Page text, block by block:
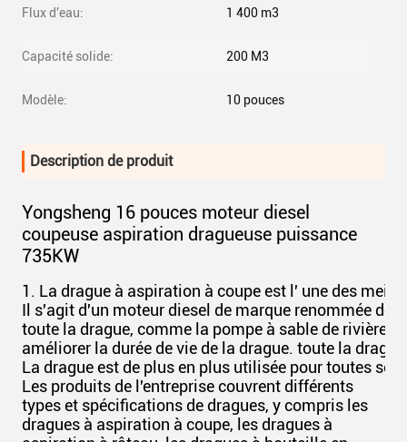
Flux d'eau: 1 400 m3
Capacité solide: 200 M3
Modèle: 10 pouces
Description de produit
Yongsheng 16 pouces moteur diesel
coupeuse aspiration dragueuse puissance
735KW
1. La drague à aspiration à coupe est l' une des
Il s'agit d'un moteur diesel de marque renommée de
toute la drague, comme la pompe à sable de rivière.
améliorer la durée de vie de la drague. toute la
La drague est de plus en plus utilisée pour toutes
Les produits de l'entreprise couvrent différents
types et spécifications de dragues, y compris les
dragues à aspiration à coupe, les dragues à